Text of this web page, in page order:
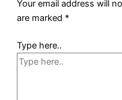
Your email address will
are marked *
Type here..